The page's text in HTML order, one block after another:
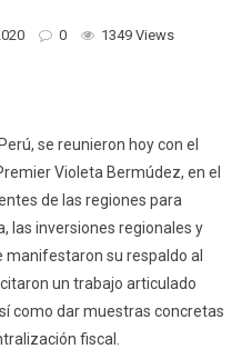
0 1349 Views
se reunieron hoy con el
Violeta Bermúdez, en el
de las regiones para
las inversiones regionales y
manifestaron su respaldo al
un trabajo articulado
como dar muestras concretas
fiscal.